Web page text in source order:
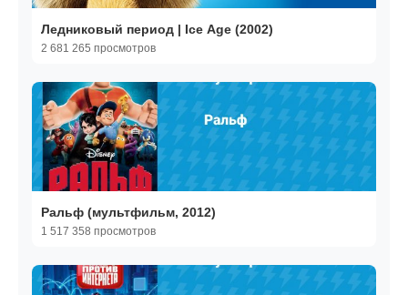
Ледниковый период | Ice Age (2002)
2 681 265 просмотров
Ральф (мультфильм, 2012)
1 517 358 просмотров